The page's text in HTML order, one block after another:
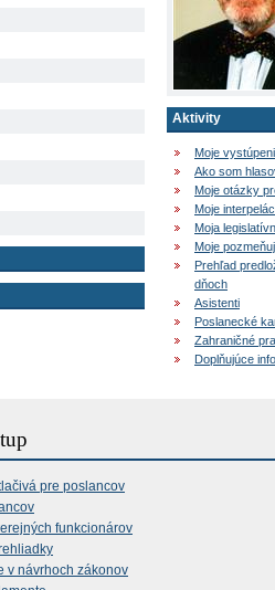
Aktivity
Moje
Ako som
Moje otázky
Moje
Moja
Moje
Prehľad
dňoch
Asistenti
Poslanecké
Zahraničné
Doplňujúce
pre poslancov
funkcionárov
v návrhoch zákonov